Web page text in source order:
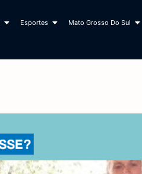
Esportes Mato Grosso Do Sul